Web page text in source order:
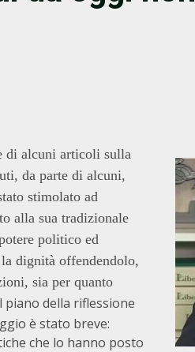
di alcuni articoli sulla
da parte di alcuni,
stimolato ad
alla sua tradizionale
politico ed
dignità offendendolo,
sia per quanto
piano della riflessione
è stato breve:
che lo hanno posto